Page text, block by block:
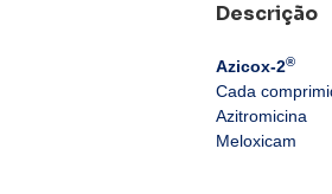
Descrição
Azicox-2®
Cada
Azitromicina
Meloxicam